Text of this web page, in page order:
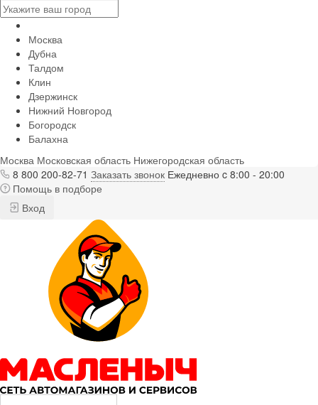
Москва
Дубна
Талдом
Клин
Дзержинск
Нижний Новгород
Богородск
Балахна
Москва Московская область Нижегородская область
8 800 200-82-71 Заказать звонок Ежедневно c 8:00 - 20:00
Помощь в подборе
Вход